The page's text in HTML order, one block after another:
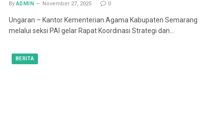
By ADMIN November 27, 2025 0
Ungaran – Kantor Kementerian Agama Kabupaten Semarang
melalui seksi PAI gelar Rapat Koordinasi Strategi dan…
BERITA